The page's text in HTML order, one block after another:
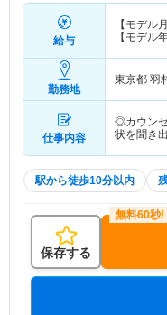
給与
【モデル
【モデル
勤務地
東京都 羽
仕事内容
◎カウン
状を聞き
駅から徒歩10分以内
保存する